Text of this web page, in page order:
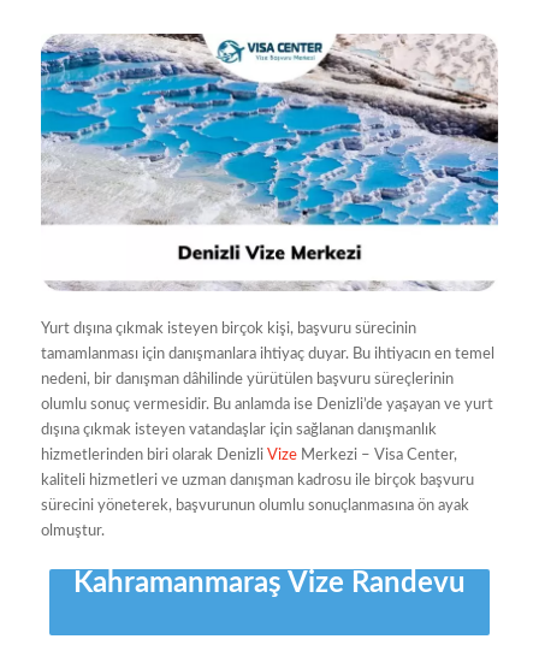
Yurt dışına çıkmak isteyen birçok kişi, başvuru sürecinin
tamamlanması için danışmanlara ihtiyaç duyar. Bu ihtiyacın en temel
nedeni, bir danışman dâhilinde yürütülen başvuru süreçlerinin
olumlu sonuç vermesidir. Bu anlamda ise Denizli’de yaşayan ve yurt
dışına çıkmak isteyen vatandaşlar için sağlanan danışmanlık
hizmetlerinden biri olarak Denizli VizeMerkezi – Visa Center,
kaliteli hizmetleri ve uzman danışman kadrosu ile birçok başvuru
sürecini yöneterek, başvurunun olumlu sonuçlanmasına ön ayak
olmuştur.
Kahramanmaraş Vize Randevu